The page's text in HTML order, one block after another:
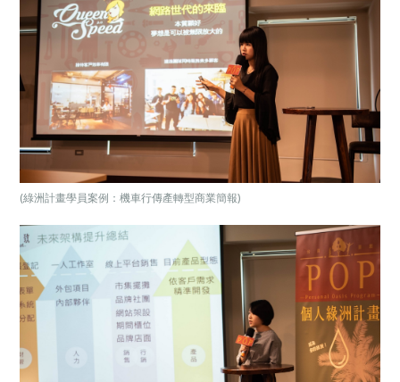
(綠洲計畫學員案例：機車行傳產轉型商業簡報)